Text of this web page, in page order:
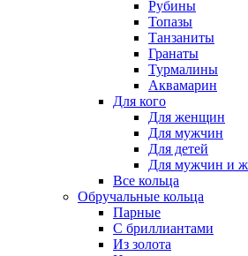
Рубины
Топазы
Танзаниты
Гранаты
Турмалины
Аквамарин
Для кого
Для женщин
Для мужчин
Для детей
Для мужчин и
Все кольца
Обручальные кольца
Парные
С бриллиантами
Из золота